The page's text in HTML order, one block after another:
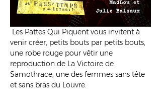
Les Pattes Qui Piquent vous invitent à
venir créer, petits bouts par petits bouts,
une robe rouge pour vêtir une
reproduction de La Victoire de
Samothrace, une des femmes sans tête
et sans bras du Louvre.